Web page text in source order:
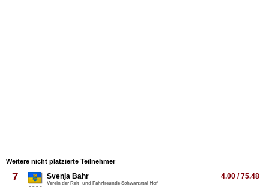
Weitere nicht platzierte Teilnehmer
7 4.00 / 75.48
Svenja Bahr
Verein der Reit- und Fahrfreunde Schwarzatal-Hof